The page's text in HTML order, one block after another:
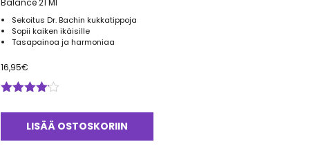
Balance 21 Ml
Sekoitus Dr. Bachin kukkatippoja
Sopii kaiken ikäisille
Tasapainoa ja harmoniaa
16,95€
tuotteesta:
/ 5
LISÄÄ OSTOSKORIIN